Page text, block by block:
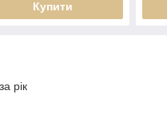
Купити
рік